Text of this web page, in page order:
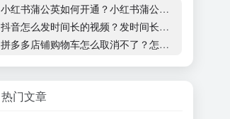
小红书蒲公英如何开通？小红书蒲公英商家入驻流程
抖音怎么发时间长的视频？发时间长的视频会限流吗？
拼多多店铺购物车怎么取消不了？怎么设置？
热门文章